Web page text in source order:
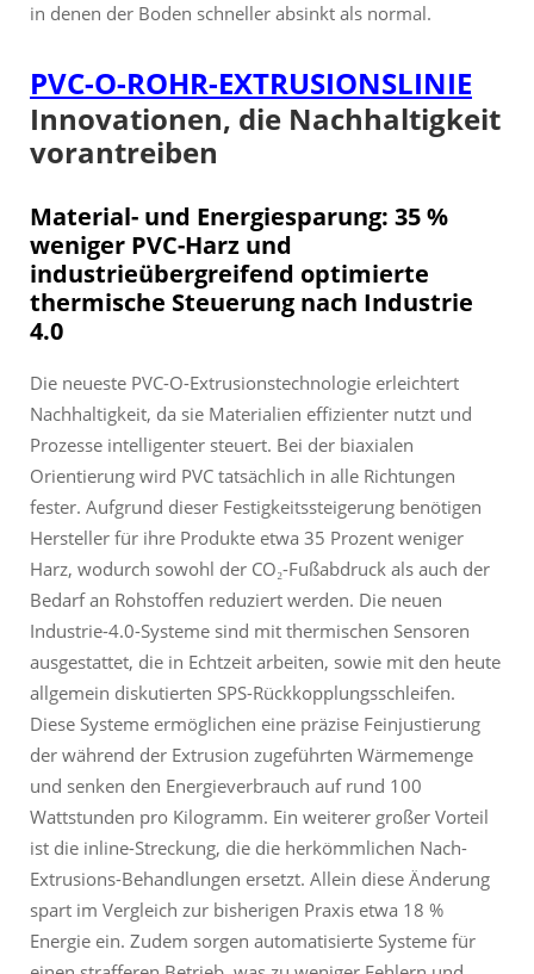
in denen der Boden schneller absinkt als normal.
PVC-O-ROHR-EXTRUSIONSLINIE
Innovationen, die Nachhaltigkeit
vorantreiben
Material- und Energiesparung: 35 %
weniger PVC-Harz und
industrieübergreifend optimierte
thermische Steuerung nach Industrie
4.0
Die neueste PVC-O-Extrusionstechnologie erleichtert
Nachhaltigkeit, da sie Materialien effizienter nutzt und
Prozesse intelligenter steuert. Bei der biaxialen
Orientierung wird PVC tatsächlich in alle Richtungen
fester. Aufgrund dieser Festigkeitssteigerung benötigen
Hersteller für ihre Produkte etwa 35 Prozent weniger
Harz, wodurch sowohl der CO₂-Fußabdruck als auch der
Bedarf an Rohstoffen reduziert werden. Die neuen
Industrie-4.0-Systeme sind mit thermischen Sensoren
ausgestattet, die in Echtzeit arbeiten, sowie mit den heute
allgemein diskutierten SPS-Rückkopplungsschleifen.
Diese Systeme ermöglichen eine präzise Feinjustierung
der während der Extrusion zugeführten Wärmemenge
und senken den Energieverbrauch auf rund 100
Wattstunden pro Kilogramm. Ein weiterer großer Vorteil
ist die inline-Streckung, die die herkömmlichen Nach-
Extrusions-Behandlungen ersetzt. Allein diese Änderung
spart im Vergleich zur bisherigen Praxis etwa 18 %
Energie ein. Zudem sorgen automatisierte Systeme für